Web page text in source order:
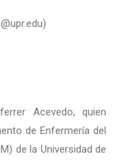
Acevedo, quien
de Enfermería del
de la Universidad de